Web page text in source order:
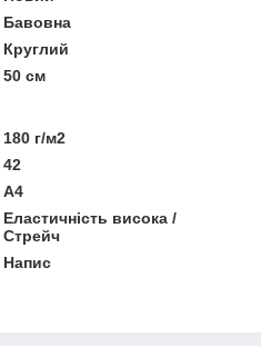
Бавовна
Круглий
50 см
180 г/м2
42
А4
Еластичність висока /
Стрейч
Напис